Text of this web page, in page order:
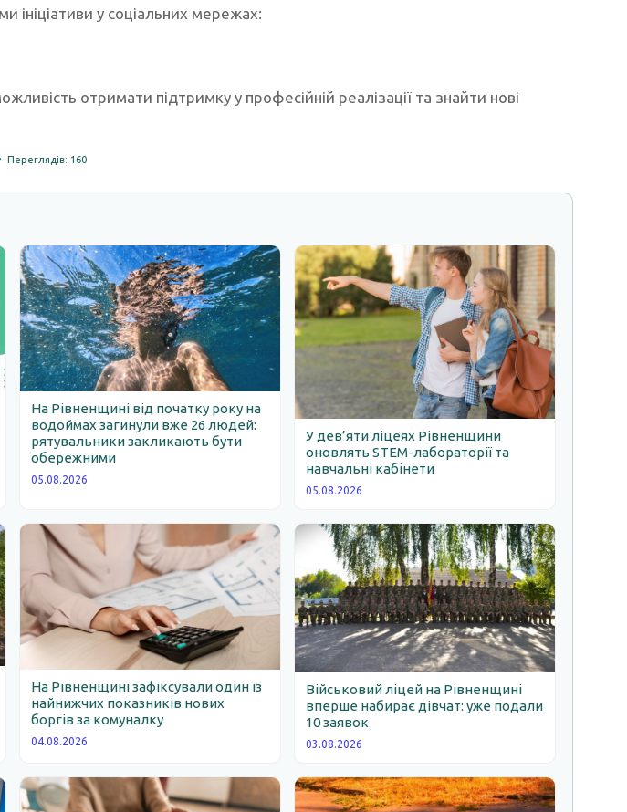
у соціальних мережах:
отримати підтримку у професійній реалізації та знайти нові
Переглядів: 160
На Рівненщині від початку року на
водоймах загинули вже 26 людей:
рятувальники закликають бути
обережними
05.08.2026
У дев’яти ліцеях Рівненщини
оновлять STEM-лабораторії та
навчальні кабінети
05.08.2026
На Рівненщині зафіксували один із
найнижчих показників нових
боргів за комуналку
04.08.2026
Військовий ліцей на Рівненщині
вперше набирає дівчат: уже подали
10 заявок
03.08.2026